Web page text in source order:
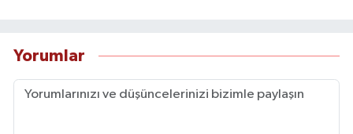
Yorumlar